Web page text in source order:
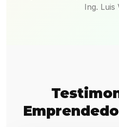
Ing. Luis